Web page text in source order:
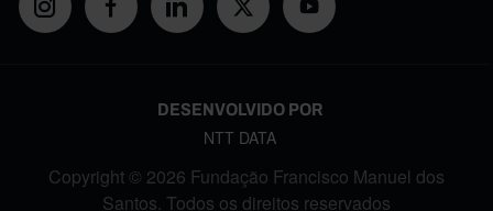
DESENVOLVIDO POR
NTT DATA
Copyright © 2026 Fundação Francisco Manuel dos
Santos. Todos os direitos reservados